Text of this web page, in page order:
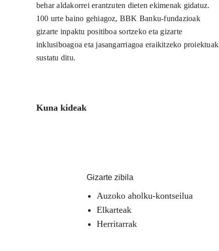
behar aldakorrei erantzuten dieten ekimenak gidatuz.
100 urte baino gehiagoz, BBK Banku-fundazioak
gizarte inpaktu positiboa sortzeko eta gizarte
inklusiboagoa eta jasangarriagoa eraikitzeko proiektuak
sustatu ditu.
Kuna kideak
Gizarte zibila
Auzoko aholku-kontseilua
Elkarteak
Herritarrak